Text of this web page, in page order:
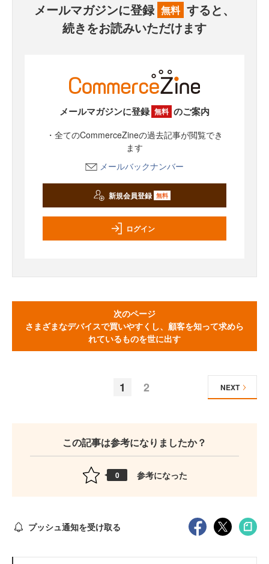
メールマガジンに登録 無料 すると、
続きをお読みいただけます
メールマガジンに登録 無料 のご案内
・全てのCommerceZineの過去記事が閲覧でき
ます
メールバックナンバー
新規会員登録 無料
ログイン
次のページ
さまざまなデバイスで買いやすくし、顧客を知って求めら
れているものを世に出す
1 2 NEXT
この記事は参考になりましたか？
0 参考になった
プッシュ通知を受け取る